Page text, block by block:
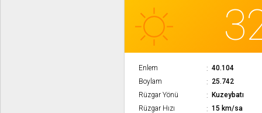
Enlem
40.104
Boylam
25.742
Rüzgar Yönü
Kuzeybatı
Rüzgar Hızı
15 km/sa